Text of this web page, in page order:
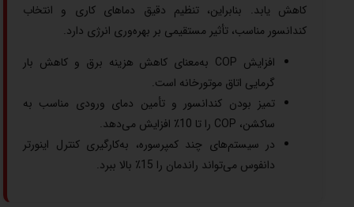
کاهش یابد. بنابراین، تنظیم دقیق دماهای کاری و انتخاب
کندانسور مناسب، تأثیر مستقیمی بر بهره‌وری انرژی دارد.
افزایش COP به‌معنای کاهش هزینه برق و کاهش بار
گرمایی اتاق موتورخانه است.
تمیز بودن کندانسور و تأمین دمای ورودی مناسب به
ساکشن، COP را تا 10٪ افزایش می‌دهد.
در سیستم‌های چند کمپرسوره، به‌کارگیری کنترل اینورتر
دانفوس می‌تواند راندمان را 15٪ بالا ببرد.